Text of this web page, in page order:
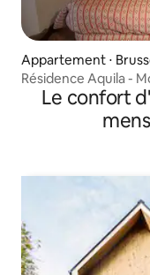
Appartement ⋅
Résidence Aquila -
Le confort